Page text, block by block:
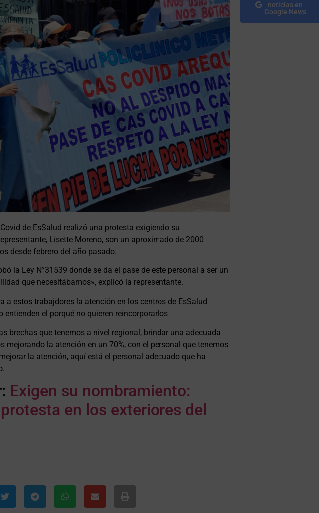
de EsSalud realizó una protesta exigiendo su
Lisette Moreno, son un aproximado de 2000
desde febrero del año pasado.
la Ley N°31539 donde se da el pase de este personal a ser un
que necesitábamos», explicó la representante.
a estos trabajdores la atención en los centros de EsSalud
entienden el porqué no quieren reincorporarlos
brechas que tenemos a nivel regional, brindar una adecuada
mejorando la atención en un 70%, con el personal que tenemos
la atención, aquí está el personal adecuado que ha
Exigen su nombramiento:
en los exteriores del
noticias en
Google News